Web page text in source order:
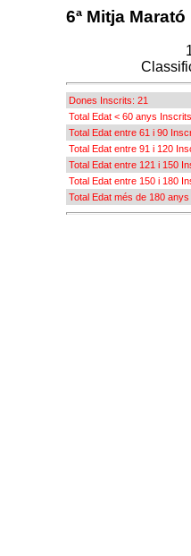
6ª Mitja
Dones Inscrits: 21
Total Edat < 60 anys
Total Edat entre 61 i 90
Total Edat entre 91 i 120
Total Edat entre 121 i 150
Total Edat entre 150 i 180
Total Edat més de 180